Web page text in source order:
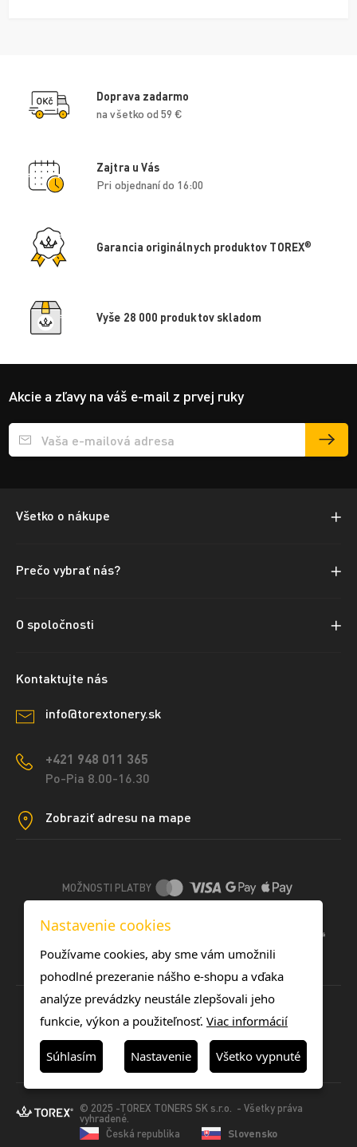
Doprava zadarmo
na všetko od 59 €
Zajtra u Vás
Pri objednaní do 16:00
Garancia originálnych produktov TOREX®
Vyše 28 000 produktov skladom
Akcie a zľavy na váš e-mail z prvej ruky
Přihlášení e-mailu k odběru
Všetko o nákupe
Prečo vybrať nás?
O spoločnosti
Kontaktujte nás
info@torextonery.sk
+421 948 011 365
Po-Pia 8.00-16.30
Zobraziť adresu na mape
MOŽNOSTI PLATBY
© 2025 -TOREX TONERS SK s.r.o. - Všetky práva
vyhradené.
Česká republika
Slovensko
Nastavenie cookies
Používame cookies, aby sme vám umožnili
pohodlné prezeranie nášho e-shopu a vďaka
analýze prevádzky neustále zlepšovali jeho
funkcie, výkon a použiteľnosť. Viac informácií
Súhlasím Nastavenie Všetko vypnuté